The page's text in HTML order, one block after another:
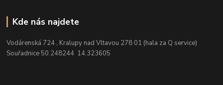
Kde nás najdete
Vodárenská 724 , Kralupy nad Vltavou 278 01 (hala za Q service)
Souřadnice 50.248244 14.323605